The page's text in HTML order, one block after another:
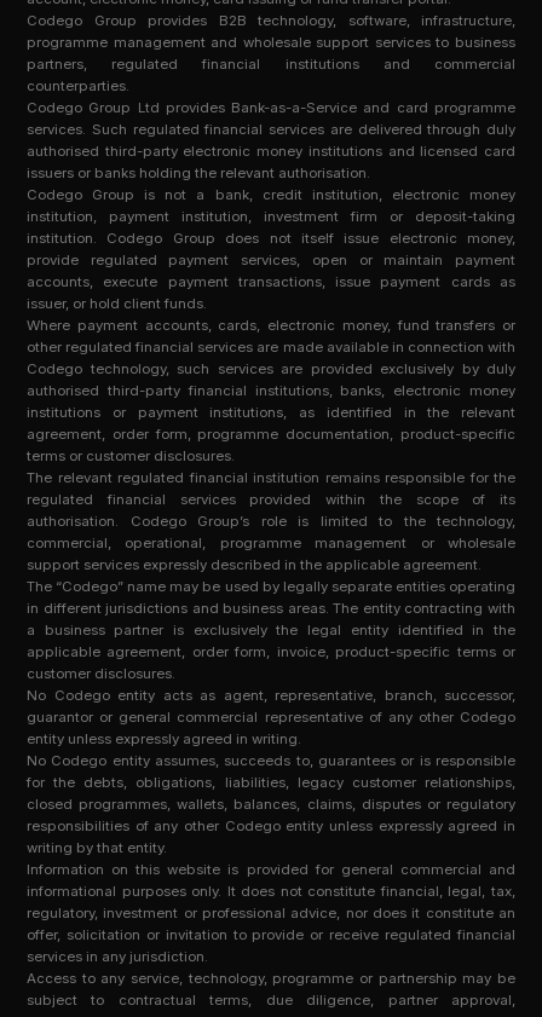
Codego Group provides B2B technology, software, infrastructure,
programme management and wholesale support services to business
partners, regulated financial institutions and commercial
counterparties.
Codego Group Ltd provides Bank-as-a-Service and card programme
services. Such regulated financial services are delivered through duly
authorised third-party electronic money institutions and licensed card
issuers or banks holding the relevant authorisation.
Codego Group is not a bank, credit institution, electronic money
institution, payment institution, investment firm or deposit-taking
institution. Codego Group does not itself issue electronic money,
provide regulated payment services, open or maintain payment
accounts, execute payment transactions, issue payment cards as
issuer, or hold client funds.
Where payment accounts, cards, electronic money, fund transfers or
other regulated financial services are made available in connection with
Codego technology, such services are provided exclusively by duly
authorised third-party financial institutions, banks, electronic money
institutions or payment institutions, as identified in the relevant
agreement, order form, programme documentation, product-specific
terms or customer disclosures.
The relevant regulated financial institution remains responsible for the
regulated financial services provided within the scope of its
authorisation. Codego Group’s role is limited to the technology,
commercial, operational, programme management or wholesale
support services expressly described in the applicable agreement.
The “Codego” name may be used by legally separate entities operating
in different jurisdictions and business areas. The entity contracting with
a business partner is exclusively the legal entity identified in the
applicable agreement, order form, invoice, product-specific terms or
customer disclosures.
No Codego entity acts as agent, representative, branch, successor,
guarantor or general commercial representative of any other Codego
entity unless expressly agreed in writing.
No Codego entity assumes, succeeds to, guarantees or is responsible
for the debts, obligations, liabilities, legacy customer relationships,
closed programmes, wallets, balances, claims, disputes or regulatory
responsibilities of any other Codego entity unless expressly agreed in
writing by that entity.
Information on this website is provided for general commercial and
informational purposes only. It does not constitute financial, legal, tax,
regulatory, investment or professional advice, nor does it constitute an
offer, solicitation or invitation to provide or receive regulated financial
services in any jurisdiction.
Access to any service, technology, programme or partnership may be
subject to contractual terms, due diligence, partner approval,